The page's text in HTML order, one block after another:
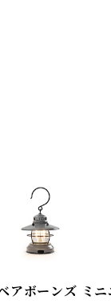
アボーンズ ミ